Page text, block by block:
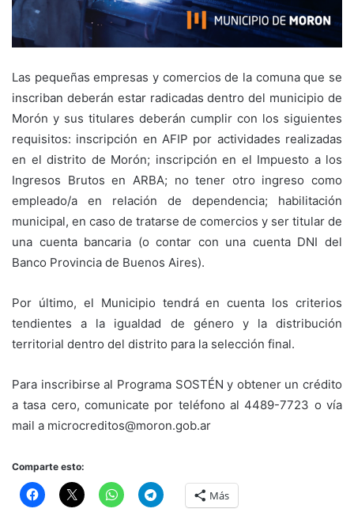
Las pequeñas empresas y comercios de la comuna que se
inscriban deberán estar radicadas dentro del municipio de
Morón y sus titulares deberán cumplir con los siguientes
requisitos: inscripción en AFIP por actividades realizadas
en el distrito de Morón; inscripción en el Impuesto a los
Ingresos Brutos en ARBA; no tener otro ingreso como
empleado/a en relación de dependencia; habilitación
municipal, en caso de tratarse de comercios y ser titular de
una cuenta bancaria (o contar con una cuenta DNI del
Banco Provincia de Buenos Aires).
Por último, el Municipio tendrá en cuenta los criterios
tendientes a la igualdad de género y la distribución
territorial dentro del distrito para la selección final.
Para inscribirse al Programa SOSTÉN y obtener un crédito
a tasa cero, comunicate por teléfono al 4489-7723 o vía
mail a microcreditos@moron.gob.ar
Comparte esto:
Más